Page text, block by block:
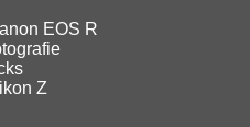
EOS R
Z